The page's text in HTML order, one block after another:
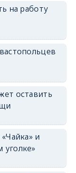
на работу
оставить
и